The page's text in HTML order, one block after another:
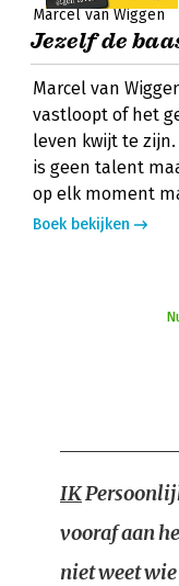
Marcel van Wiggen
Jezelf de
Marcel van
vastloopt of het
leven kwijt te
is geen talent
op elk moment
Boek bekijken
IK
vooraf aan
niet weet